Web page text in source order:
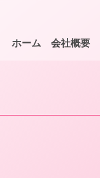
ホーム 会社概要